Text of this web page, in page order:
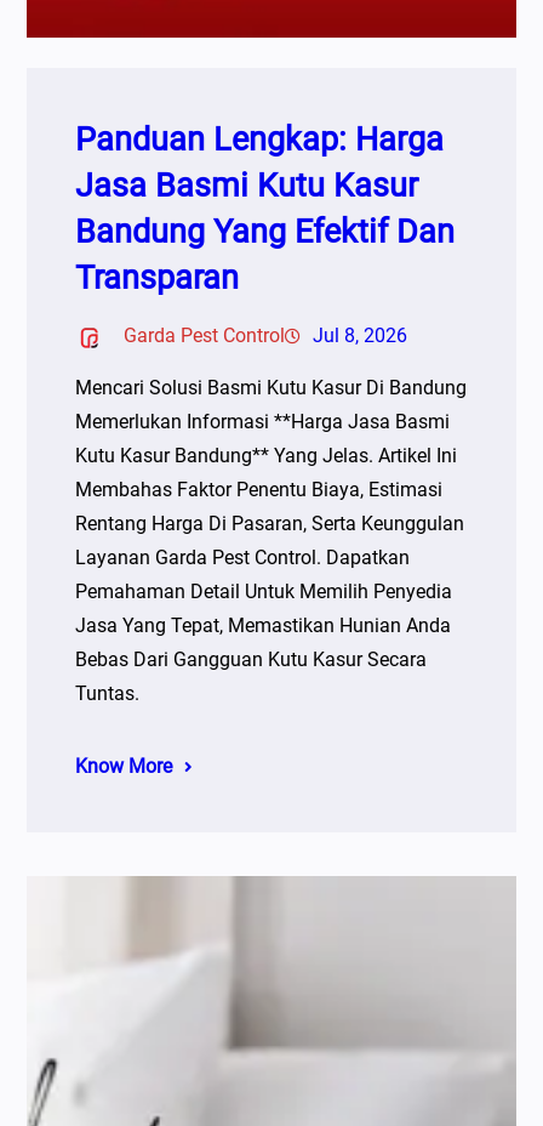
Panduan Lengkap: Harga
Jasa Basmi Kutu Kasur
Bandung Yang Efektif Dan
Transparan
Garda Pest Control Jul 8, 2026
Mencari Solusi Basmi Kutu Kasur Di Bandung
Memerlukan Informasi **Harga Jasa Basmi
Kutu Kasur Bandung** Yang Jelas. Artikel Ini
Membahas Faktor Penentu Biaya, Estimasi
Rentang Harga Di Pasaran, Serta Keunggulan
Layanan Garda Pest Control. Dapatkan
Pemahaman Detail Untuk Memilih Penyedia
Jasa Yang Tepat, Memastikan Hunian Anda
Bebas Dari Gangguan Kutu Kasur Secara
Tuntas.
Know More